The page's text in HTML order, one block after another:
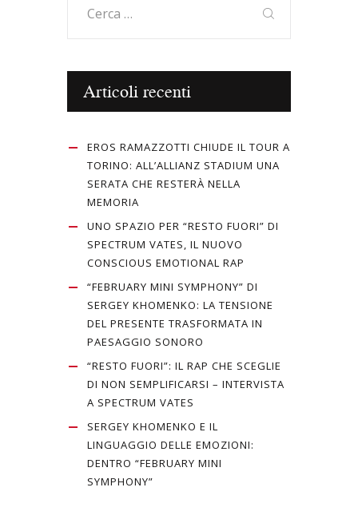
per:
Articoli recenti
EROS RAMAZZOTTI CHIUDE IL TOUR A
TORINO: ALL’ALLIANZ STADIUM UNA
SERATA CHE RESTERÀ NELLA
MEMORIA
UNO SPAZIO PER “RESTO FUORI” DI
SPECTRUM VATES, IL NUOVO
CONSCIOUS EMOTIONAL RAP
“FEBRUARY MINI SYMPHONY” DI
SERGEY KHOMENKO: LA TENSIONE
DEL PRESENTE TRASFORMATA IN
PAESAGGIO SONORO
“RESTO FUORI”: IL RAP CHE SCEGLIE
DI NON SEMPLIFICARSI – INTERVISTA
A SPECTRUM VATES
SERGEY KHOMENKO E IL
LINGUAGGIO DELLE EMOZIONI:
DENTRO “FEBRUARY MINI
SYMPHONY”